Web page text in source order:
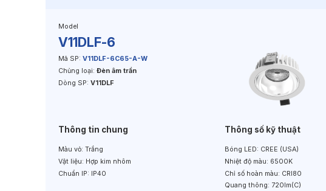
Model
V11DLF-6
Mã SP: V11DLF-6C65-A-W
Chủng loại: Đèn âm trần
Dòng SP: V11DLF
Thông tin chung
Màu vỏ: Trắng
Vật liệu: Hợp kim nhôm
Chuẩn IP: IP40
Thông số kỹ thuật
Bóng LED: CREE (USA)
Nhiệt độ màu: 6500K
Chỉ số hoàn màu: CRI80
Quang thông: 720lm(C)